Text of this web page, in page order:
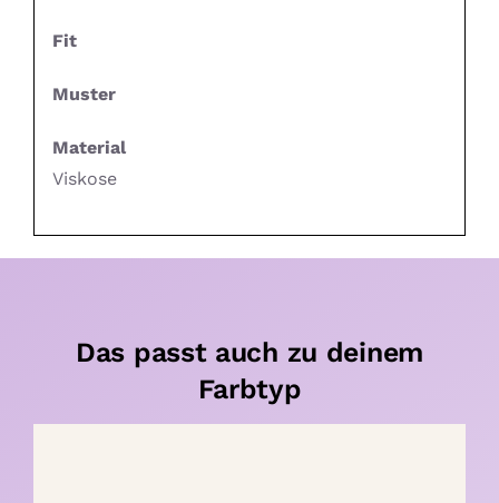
Fit
Muster
Material
Viskose
Das passt auch zu deinem
Farbtyp